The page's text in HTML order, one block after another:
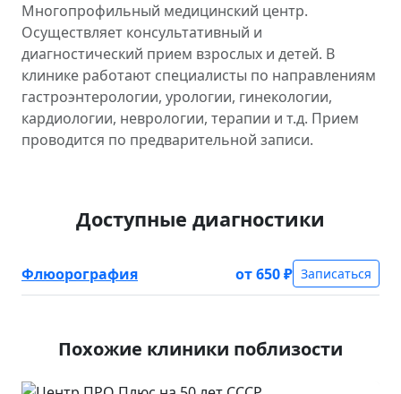
Многопрофильный медицинский центр.
Осуществляет консультативный и
диагностический прием взрослых и детей. В
клинике работают специалисты по направлениям
гастроэнтерологии, урологии, гинекологии,
кардиологии, неврологии, терапии и т.д. Прием
проводится по предварительной записи.
Доступные диагностики
Флюорография от 650 ₽ Записаться
Похожие клиники поблизости